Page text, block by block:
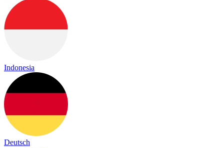
Indonesia
Deutsch